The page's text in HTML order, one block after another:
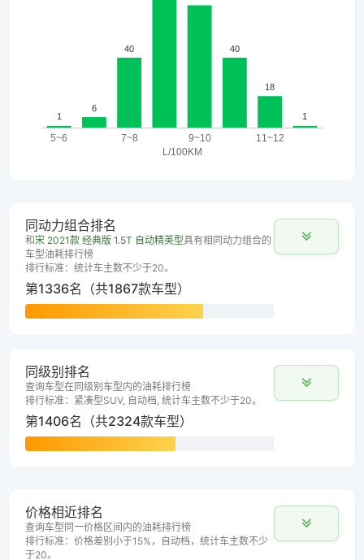
同动力组合排名
和宋 2021款 经典版 1.5T 自动精英型具有相同动力组合的
车型油耗排行榜
排行标准：统计车主数不少于20。
第1336名（共1867款车型）
同级别排名
查询车型在同级别车型内的油耗排行榜
排行标准：紧凑型SUV, 自动档, 统计车主数不少于20。
第1406名（共2324款车型）
价格相近排名
查询车型同一价格区间内的油耗排行榜
排行标准：价格差别小于15%，自动档，统计车主数不少
于20。